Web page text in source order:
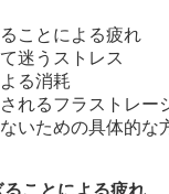
ことによる疲れ
迷うストレス
る消耗
れるフラストレー
いための具体的な
ことによる疲れ